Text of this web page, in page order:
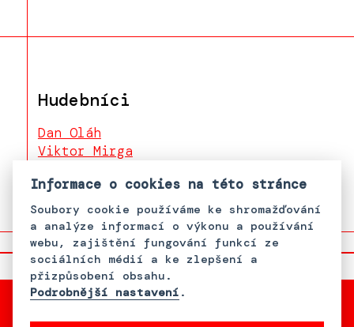
Hudebníci
Dan Oláh
Viktor Mirga
Informace o cookies na této stránce
Soubory cookie používáme ke shromažďování
a analýze informací o výkonu a používání
webu, zajištění fungování funkcí ze
sociálních médií a ke zlepšení a
přizpůsobení obsahu.
Podrobnější nastavení .